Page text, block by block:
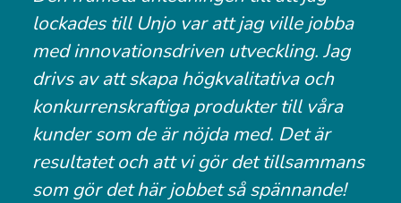
lockades till Unjo var att jag ville jobba
med innovationsdriven utveckling. Jag
drivs av att skapa högkvalitativa och
konkurrenskraftiga produkter till våra
kunder som de är nöjda med. Det är
resultatet och att vi gör det tillsammans
som gör det här jobbet så spännande!